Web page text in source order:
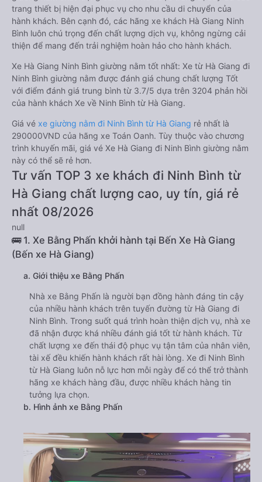
trang thiết bị hiện đại phục vụ cho nhu cầu di chuyển của
hành khách. Bên cạnh đó, các hãng xe khách Hà Giang Ninh
Bình luôn chú trọng đến chất lượng dịch vụ, không ngừng cải
thiện để mang đến trải nghiệm hoàn hảo cho hành khách.
Xe Hà Giang Ninh Bình giường nằm tốt nhất: Xe từ Hà Giang đi
Ninh Bình giường nằm được đánh giá chung chất lượng Tốt
với điểm đánh giá trung bình từ 3.7/5 dựa trên 3204 phản hồi
của hành khách Xe về Ninh Bình từ Hà Giang.
Giá vé xe giường nằm đi Ninh Bình từ Hà Giang rẻ nhất là
290000VND của hãng xe Toán Oanh. Tùy thuộc vào chương
trình khuyến mãi, giá vé Xe Hà Giang đi Ninh Bình giường nằm
này có thể sẽ rẻ hơn.
Tư vấn TOP 3 xe khách đi Ninh Bình từ
Hà Giang chất lượng cao, uy tín, giá rẻ
nhất 08/2026
null
🚌 1. Xe Bằng Phấn khởi hành tại Bến Xe Hà Giang
(Bến xe Hà Giang)
a. Giới thiệu xe Bằng Phấn
Nhà xe Bằng Phấn là người bạn đồng hành đáng tin cậy
của nhiều hành khách trên tuyến đường từ Hà Giang đi
Ninh Bình. Trong suốt quá trình hoàn thiện dịch vụ, nhà xe
đã nhận được khá nhiều đánh giá tốt từ hành khách. Từ
chất lượng xe đến thái độ phục vụ tận tâm của nhân viên,
tài xế đều khiến hành khách rất hài lòng. Xe đi Ninh Bình
từ Hà Giang luôn nỗ lực hơn mỗi ngày để có thể trở thành
hãng xe khách hàng đầu, được nhiều khách hàng tin
tưởng lựa chọn.
b. Hình ảnh xe Bằng Phấn